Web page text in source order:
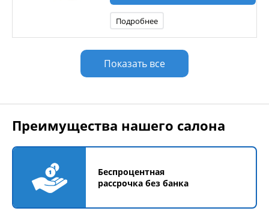
Подробнее
Показать все
Преимущества нашего салона
Беспроцентная
рассрочка без банка